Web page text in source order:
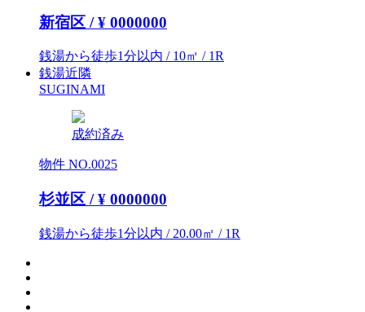
新宿区 / ¥ 0000000
銭湯から徒歩1分以内 / 10㎡ / 1R
銭湯近隣
SUGINAMI
成約済み
物件 NO.0025
杉並区 / ¥ 0000000
銭湯から徒歩1分以内 / 20.00㎡ / 1R